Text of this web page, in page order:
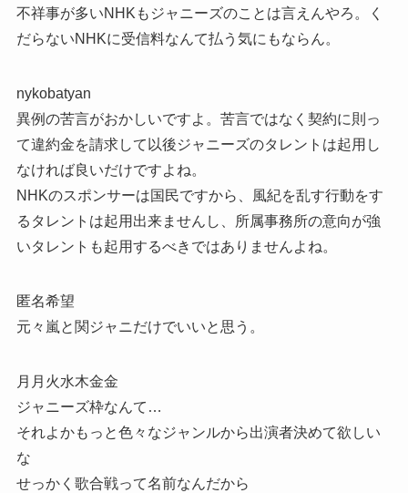
不祥事が多いNHKもジャニーズのことは言えんやろ。く
だらないNHKに受信料なんて払う気にもならん。
nykobatyan
異例の苦言がおかしいですよ。苦言ではなく契約に則っ
て違約金を請求して以後ジャニーズのタレントは起用し
なければ良いだけですよね。
NHKのスポンサーは国民ですから、風紀を乱す行動をす
るタレントは起用出来ませんし、所属事務所の意向が強
いタレントも起用するべきではありませんよね。
匿名希望
元々嵐と関ジャニだけでいいと思う。
月月火水木金金
ジャニーズ枠なんて…
それよかもっと色々なジャンルから出演者決めて欲しい
な
せっかく歌合戦って名前なんだから